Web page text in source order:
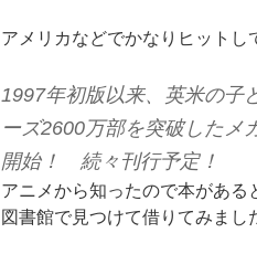
アメリカなどでかなりヒットし
1997年初版以来、英米の子
ーズ2600万部を突破したメ
開始！ 続々刊行予定！
アニメから知ったので本がある
図書館で見つけて借りてみまし